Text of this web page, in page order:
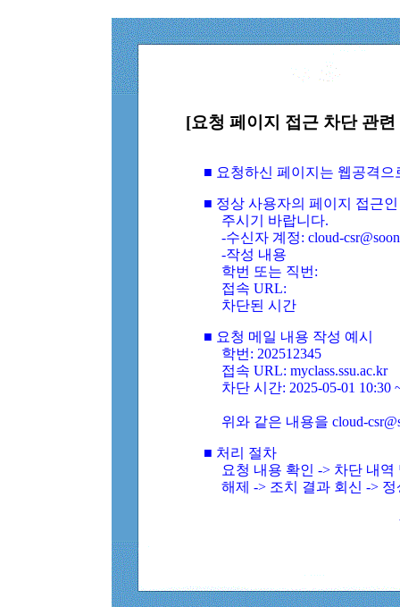
[요청 페이지 접근 차단 관
■ 요청하신 페이지는 웹공격
■ 정상 사용자의 페이지 접근
주시기 바랍니다.
-수신자 계정: cloud-
-작성 내용
학번 또는 직번:
접속 URL:
차단된 시간
■ 요청 메일 내용 작성 예시
학번: 202512345
접속 URL: myclass.ssu.ac.kr
차단 시간: 2025-05-01 10:30
위와 같은 내용을 cloud-
■ 처리 절차
요청 내용 확인 -> 차단 내
해제 -> 조치 결과 회신 ->